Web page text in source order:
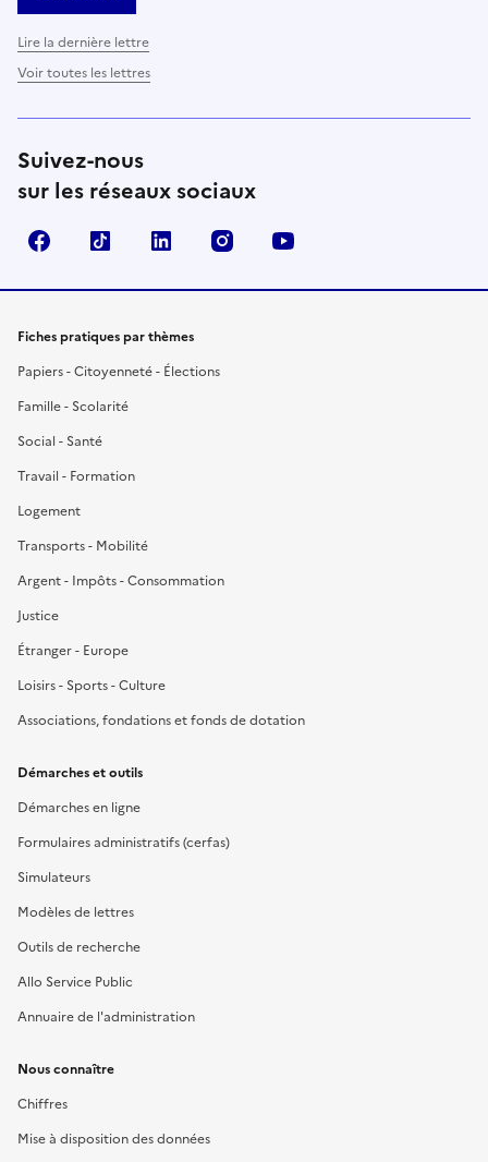
Lire la dernière lettre
Voir toutes les lettres
Suivez-nous
sur les réseaux sociaux
FacebookTikTok LinkedIn Instagram
Fiches pratiques par thèmes
Papiers - Citoyenneté - Élections
Famille - Scolarité
Social - Santé
Travail - Formation
Logement
Transports - Mobilité
Argent - Impôts - Consommation
Justice
Étranger - Europe
Loisirs - Sports - Culture
Associations, fondations et fonds de dotation
Démarches et outils
Démarches en ligne
Formulaires administratifs (cerfas)
Simulateurs
Modèles de lettres
Outils de recherche
Allo Service Public
Annuaire de l'administration
Nous connaître
Chiffres
Mise à disposition des données